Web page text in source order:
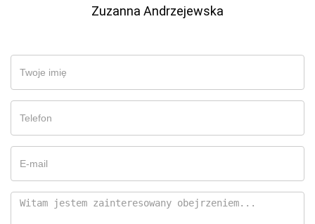
Zuzanna Andrzejewska